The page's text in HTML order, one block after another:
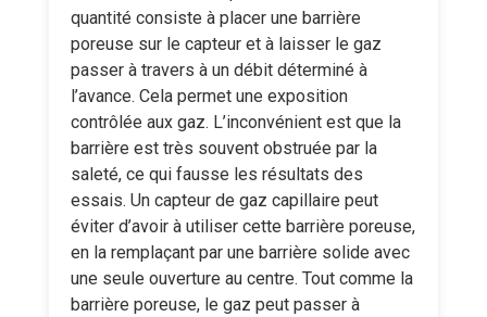
quantité consiste à placer une barrière
poreuse sur le capteur et à laisser le gaz
passer à travers à un débit déterminé à
l’avance. Cela permet une exposition
contrôlée aux gaz. L’inconvénient est que la
barrière est très souvent obstruée par la
saleté, ce qui fausse les résultats des
essais. Un capteur de gaz capillaire peut
éviter d’avoir à utiliser cette barrière poreuse,
en la remplaçant par une barrière solide avec
une seule ouverture au centre. Tout comme la
barrière poreuse, le gaz peut passer à